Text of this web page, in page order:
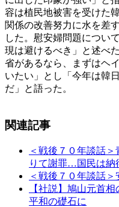
容は植民地被害を受けた
関係の改善努力に水を差
した。慰安婦問題につい
現は避けるべき」と述べ
省があるなら、まずはヘ
いたい」とし「今年は韓
だ」と語った。
関連記事
＜戦後７０年談話
りて謝罪…国民は納
＜戦後７０年談話＞
【社説】鳩山元首
平和の礎石に